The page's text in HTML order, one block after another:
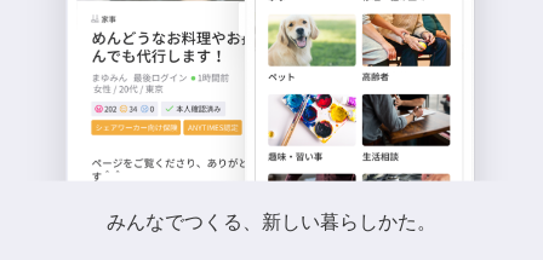
みんなでつくる、新しい暮らしかた。